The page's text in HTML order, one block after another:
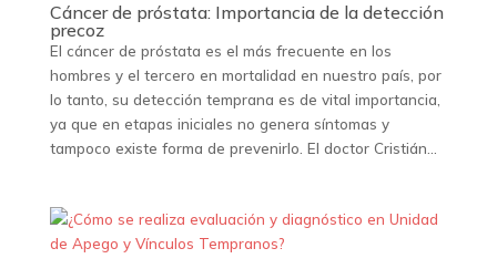
Cáncer de próstata: Importancia de la detección
precoz
El cáncer de próstata es el más frecuente en los
hombres y el tercero en mortalidad en nuestro país, por
lo tanto, su detección temprana es de vital importancia,
ya que en etapas iniciales no genera síntomas y
tampoco existe forma de prevenirlo. El doctor Cristián...